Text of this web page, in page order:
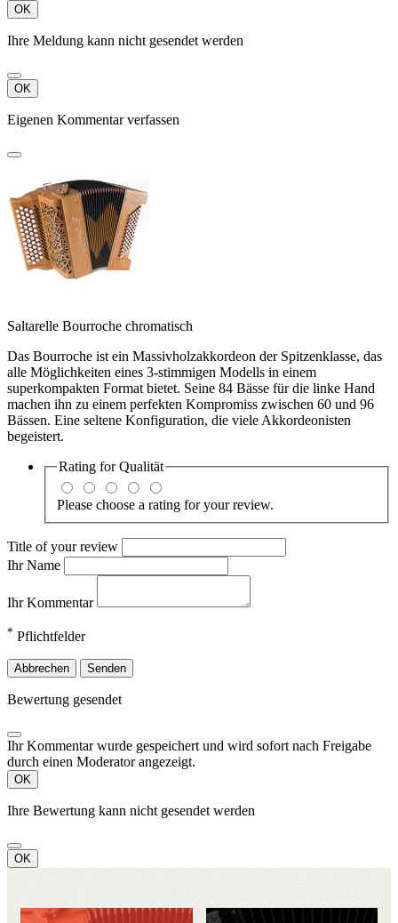
OK
Ihre Meldung kann nicht gesendet werden
OK
Eigenen Kommentar verfassen
Saltarelle Bourroche chromatisch
Das Bourroche ist ein Massivholzakkordeon der Spitzenklasse, das
alle Möglichkeiten eines 3-stimmigen Modells in einem
superkompakten Format bietet. Seine 84 Bässe für die linke Hand
machen ihn zu einem perfekten Kompromiss zwischen 60 und 96
Bässen. Eine seltene Konfiguration, die viele Akkordeonisten
begeistert.
Rating forQualität
Please choose a rating for your review.
Title of your review
Ihr Name
Ihr Kommentar
* Pflichtfelder
Abbrechen Senden
Bewertung gesendet
Ihr Kommentar wurde gespeichert und wird sofort nach Freigabe
durch einen Moderator angezeigt.
OK
Ihre Bewertung kann nicht gesendet werden
OK